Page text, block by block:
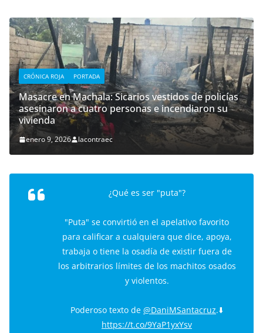
CRÓNICA ROJA PORTADA
Masacre en Machala: Sicarios vestidos de policías
asesinaron a cuatro personas e incendiaron su
vivienda
enero 9, 2026 lacontraec
¿Qué es ser "puta"?
"Puta" se convirtió en el apelativo favorito
para calificar a cualquiera que dice, apoya,
trabaja o tiene la osadía de existir fuera de
los arbitrarios límites de los machitos osados
y violentos.
Poderoso texto de @DaniMSantacruz.⬇️
https://t.co/9YaP1yxYsv